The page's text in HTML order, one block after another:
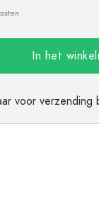
In het
voor verzending